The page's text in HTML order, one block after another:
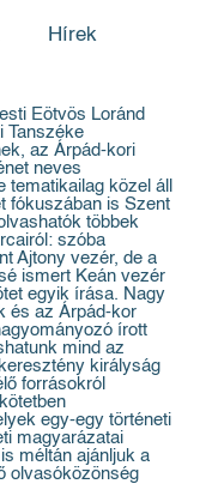
Hírek
Eötvös Loránd
Tanszéke
az Árpád-kori
neves
közel áll
fókuszában is Szent
többek
szóba
Ajtony vezér, de a
ismert Keán vezér
egyik írása. Nagy
és az Árpád-kor
írott
mind az
királyság
forrásokról
egy-egy történeti
magyarázatai
méltán ajánljuk a
olvasóközönség